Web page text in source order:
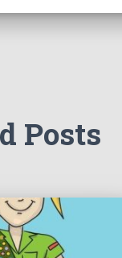
Posts